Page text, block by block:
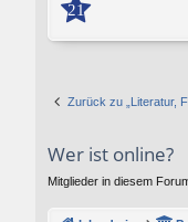
21
Zurück zu „Literatur,
Wer ist online?
Mitglieder in diesem